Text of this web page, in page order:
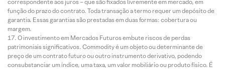
correspondente aos juros – que são fixados livremente em mercado, em
função do prazo do contrato. Toda transação a termo requer um depósito de
garantia. Essas garantias são prestadas em duas formas: cobertura ou
margem.
O investimento em Mercados Futuros embute riscos de perdas
patrimoniais significativos. Commodity é um objeto ou determinante de
preço de um contrato futuro ou outro instrumento derivativo, podendo
consubstanciar um índice, uma taxa, um valor mobiliário ou produto físico. É